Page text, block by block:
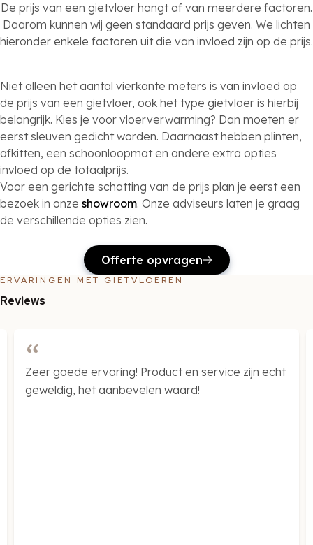
De prijs van een gietvloer hangt af van meerdere factoren.
Daarom kunnen wij geen standaard prijs geven. We lichten
hieronder enkele factoren uit die van invloed zijn op de prijs.
Niet alleen het aantal vierkante meters is van invloed op
de prijs van een gietvloer, ook het type gietvloer is hierbij
belangrijk. Kies je voor vloerverwarming? Dan moeten er
eerst sleuven gedicht worden. Daarnaast hebben plinten,
afkitten, een schoonloopmat en andere extra opties
invloed op de totaalprijs.
Voor een gerichte schatting van de prijs plan je eerst een
bezoek in onze showroom. Onze adviseurs laten je graag
de verschillende opties zien.
Offerte opvragen
ERVARINGEN MET GIETVLOEREN
Reviews
Wij zijn weer super blij en tevreden met de
gietvloervan puur vloeren.